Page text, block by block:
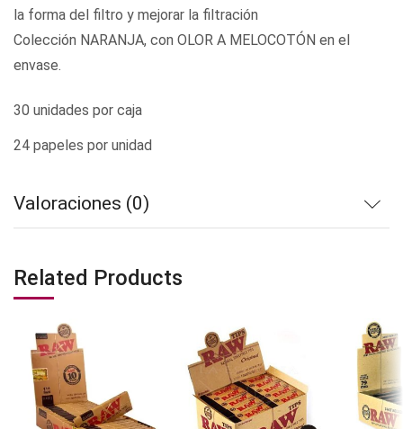
la forma del filtro y mejorar la filtración
Colección NARANJA, con OLOR A MELOCOTÓN en el
envase.
30 unidades por caja
24 papeles por unidad
Valoraciones (0)
Related Products